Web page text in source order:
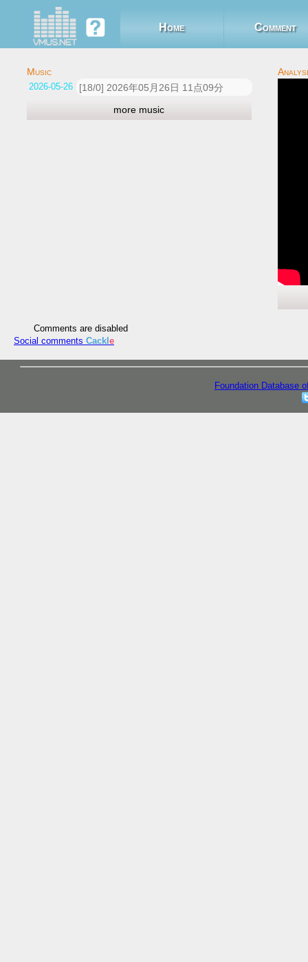
Home Comment
[18/0] 2026年05月26日 11点09分
2026-05-26 05:10:19
more music
Comments are disabled
Social comments Cackl e
Foundation Database